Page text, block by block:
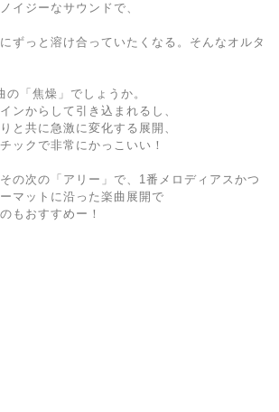
イジーなサウンドで、
ずっと溶け合っていたくなる。そんなオルタ
「焦燥」でしょうか。
ンからして引き込まれるし、
と共に急激に変化する展開、
ックで非常にかっこいい！
の次の「アリー」で、1番メロディアスかつ
マットに沿った楽曲展開で
もおすすめー！